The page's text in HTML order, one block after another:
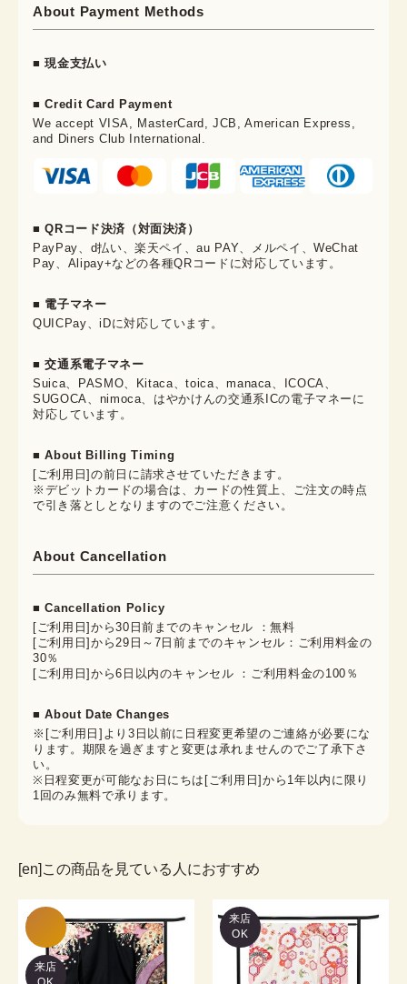
About Payment Methods
■ 現金支払い
■ Credit Card Payment
We accept VISA, MasterCard, JCB, American Express,
and Diners Club International.
■ QRコード決済（対面決済）
PayPay、d払い、楽天ペイ、au PAY、メルペイ、WeChat
Pay、Alipay+などの各種QRコードに対応しています。
■ 電子マネー
QUICPay、iDに対応しています。
■ 交通系電子マネー
Suica、PASMO、Kitaca、toica、manaca、ICOCA、
SUGOCA、nimoca、はやかけんの交通系ICの電子マネーに
対応しています。
■ About Billing Timing
[ご利用日]の前日に請求させていただきます。
※デビットカードの場合は、カードの性質上、ご注文の時点
で引き落としとなりますのでご注意ください。
About Cancellation
■ Cancellation Policy
[ご利用日]から30日前までのキャンセル ：無料
[ご利用日]から29日～7日前までのキャンセル：ご利用料金の
30％
[ご利用日]から6日以内のキャンセル ：ご利用料金の100％
■ About Date Changes
※[ご利用日]より3日以前に日程変更希望のご連絡が必要にな
ります。期限を過ぎますと変更は承れませんのでご了承下さ
い。
※日程変更が可能なお日にちは[ご利用日]から1年以内に限り
1回のみ無料で承ります。
[en]この商品を見ている人におすすめ
来店
来店
OK